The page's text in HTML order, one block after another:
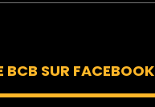
BCB SUR FACEBOOK